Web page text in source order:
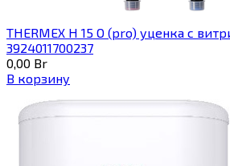
THERMEX H 15 O (pro) уценка с
3924011700237
0,00 Br
В корзину